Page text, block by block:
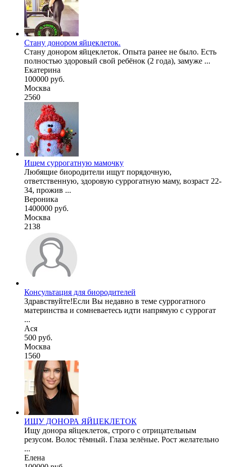
Стану донором яйцеклеток.
Стану донором яйцеклеток. Опыта ранее не было. Есть
полностью здоровый свой ребёнок (2 года), замуже ...
Екатерина
100000 руб.
Москва
2560
Ищем суррогатную мамочку
Любящие биородители ищут порядочную,
ответственную, здоровую суррогатную маму, возраст 22-
34, прожив ...
Вероника
1400000 руб.
Москва
2138
Консультация для биородителей
Здравствуйте!Если Вы недавно в теме суррогатного
материнства и сомневаетесь идти напрямую с суррогат
...
Ася
500 руб.
Москва
1560
ИЩУ ДОНОРА ЯЙЦЕКЛЕТОК
Ищу донора яйцеклеток, строго с отрицательным
резусом. Волос тёмный. Глаза зелёные. Рост желательно
...
Елена